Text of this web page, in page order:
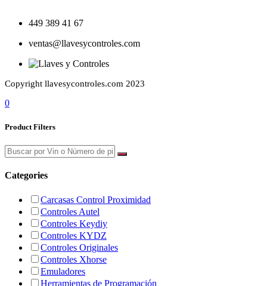
449 389 41 67
ventas@llavesycontroles.com
Copyright llavesycontroles.com 2023
0
Product Filters
Categories
Carcasas Control Proximidad
Controles Autel
Controles Keydiy
Controles KYDZ
Controles Originales
Controles Xhorse
Emuladores
Herramientas de Programación